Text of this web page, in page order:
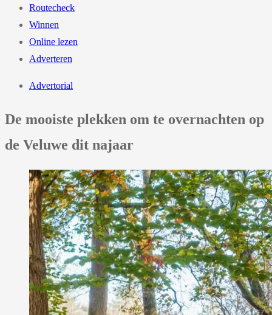
Routecheck
Winnen
Online lezen
Adverteren
Advertorial
De mooiste plekken om te overnachten op
de Veluwe dit najaar